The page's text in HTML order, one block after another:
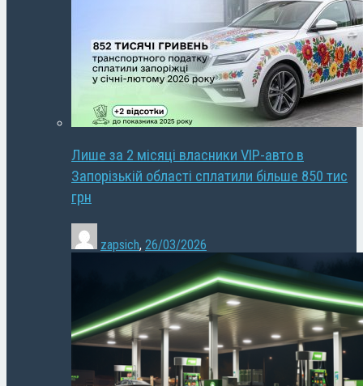
Лише за 2 місяці власники VIP-авто в
Запорізькій області сплатили більше 850 тис
грн
zapsich, 26/03/2026